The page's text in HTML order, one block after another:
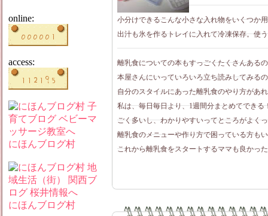
小分けできるこんな小さな入れ物をいくつか
出汁も氷を作るトレイに入れて冷凍保存。使
離乳食についての本もすっごくたくさんある
本屋さんにいっていろいろ立ち読みしてみる
自分のスタイルにあった離乳食のやり方があ
私は、毎日毎日より、1週間分まとめてでき
ごく多いし、わかりやすいってところがよく
離乳食のメニューや作り方で困っている方も
これから離乳食をスタートするママも良かっ
online:
access:
にほんブログ村
にほんブログ村